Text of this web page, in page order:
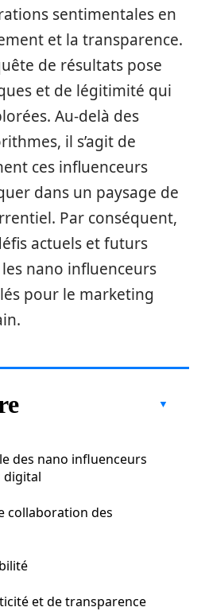
sentimentales en
et la transparence.
de résultats pose
et de légitimité qui
Au-delà des
il s’agit de
ces influenceurs
dans un paysage de
Par conséquent,
actuels et futurs
nano influenceurs
pour le marketing
des nano influenceurs
digital
collaboration des
et de transparence